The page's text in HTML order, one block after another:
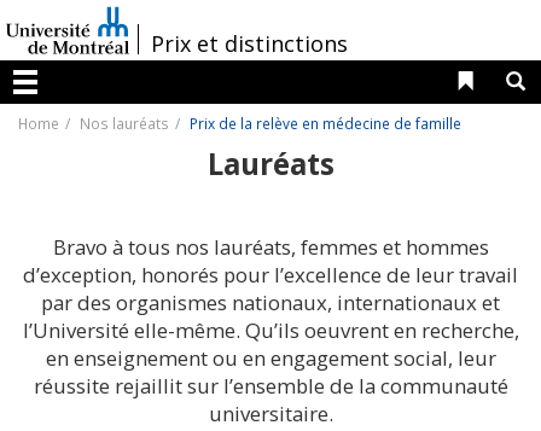
au
contenu
/Prix et distinctions
Menu
Liens
Home Nos lauréats Prix de la relève en médecine de famille
Lauréats
Bravo à tous nos lauréats, femmes et hommes
d’exception, honorés pour l’excellence de leur travail
par des organismes nationaux, internationaux et
l’Université elle-même. Qu’ils oeuvrent en recherche,
en enseignement ou en engagement social, leur
réussite rejaillit sur l’ensemble de la communauté
universitaire.